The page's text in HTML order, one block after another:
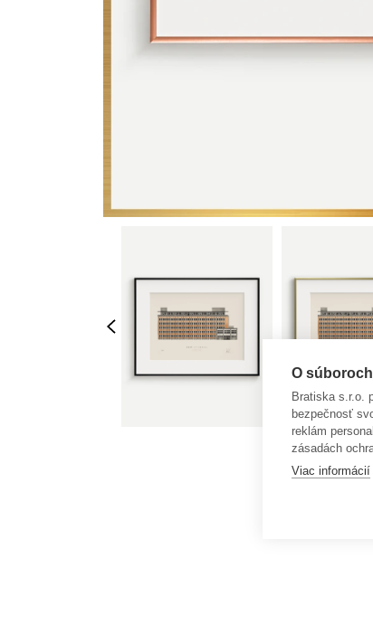
O
Bratiska s.r.o.
bezpečnosť
reklám
zásadách
Viac informácií